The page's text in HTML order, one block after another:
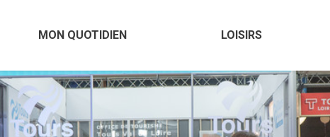
MON QUOTIDIEN LOISIRS